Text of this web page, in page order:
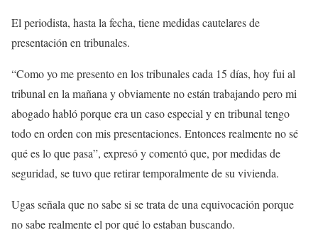
El periodista, hasta la fecha, tiene medidas cautelares de
presentación en tribunales.
“Como yo me presento en los tribunales cada 15 días, hoy fui al
tribunal en la mañana y obviamente no están trabajando pero mi
abogado habló porque era un caso especial y en tribunal tengo
todo en orden con mis presentaciones. Entonces realmente no sé
qué es lo que pasa”, expresó y comentó que, por medidas de
seguridad, se tuvo que retirar temporalmente de su vivienda.
Ugas señala que no sabe si se trata de una equivocación porque
no sabe realmente el por qué lo estaban buscando.